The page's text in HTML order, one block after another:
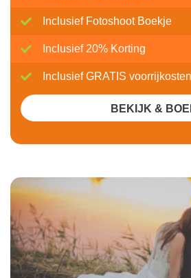
Inclusief Fotoshoot Boekje
Inclusief 20% Korting
Inclusief GRATIS voorrijkosten
BEKIJK &